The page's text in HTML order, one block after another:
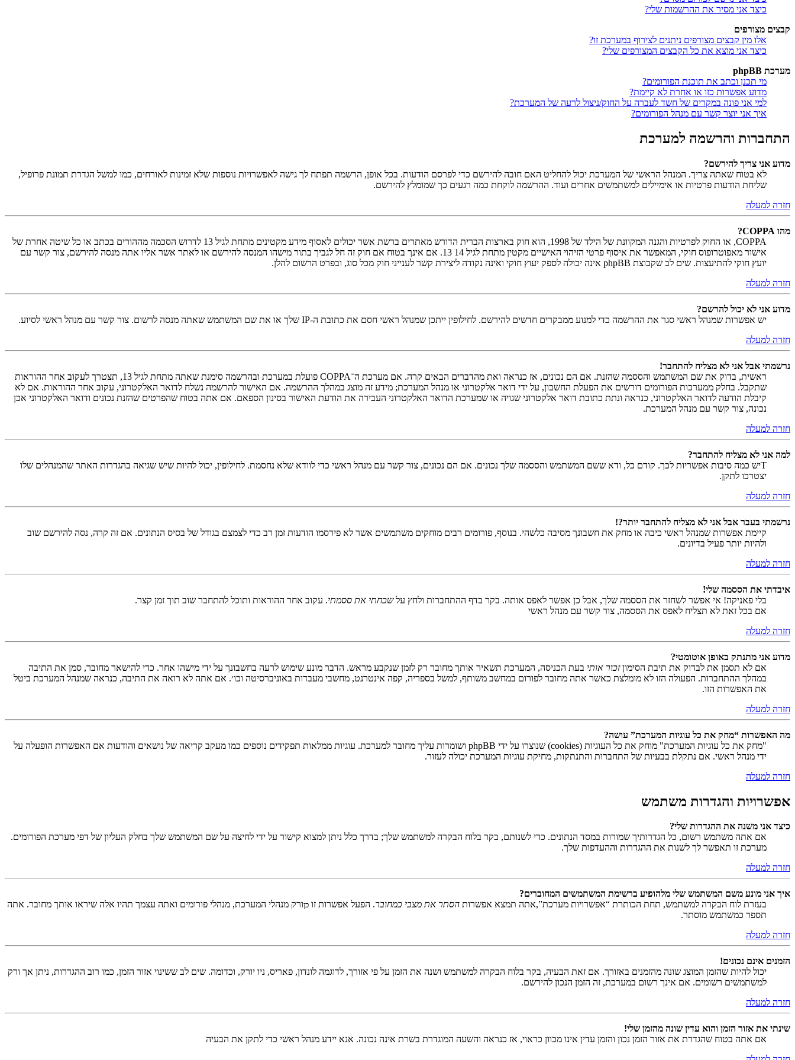
כיצד אני מסיר את ההרשמות שלי?
קבצים מצורפים
אלו מין קבצים מצורפים ניתנים לצירוף במערכת זו?
כיצד אני מוצא את כל הקבצים המצורפים שלי?
מערכת phpBB
מי תכנן וכתב את תוכנת הפורומים?
מדוע אפשרות כזו או אחרת לא קיימת?
למי אני פונה במקרים של חשד לעברה על החוק/ניצול לרעה של המערכת?
איך אני יוצר קשר עם מנהל הפורומים?
התחברות והרשמה למערכת
מדוע אני צריך להירשם?
לא בטוח שאתה צריך. המנהל הראשי של המערכת יכול להחליט האם חובה להירשם כדי לפרסם הודעות. בכל אופן, הרשמה תפתח לך גישה לאפשרויות נוספות שלא זמינות לאורחים, כמו למשל הגדרת תמונת פרופיל,
שליחת הודעות פרטיות או אימיילים למשתמשים אחרים ועוד. ההרשמה לוקחת כמה רגעים כך שמומלץ להירשם.
חזרה למעלה
מהו COPPA?
COPPA, או החוק לפרטיות והגנה המקוונת של הילד של 1998, הוא חוק בארצות הברית הדורש מאתרים ברשת אשר יכולים לאסוף מידע מקטינים מתחת לגיל 13 לדרוש הסכמה מההורים בכתב או כל שיטה אחרת של
אישור מאפוטרופוס חוקי, המאפשר את איסוף פרטי הזיהוי האישיים מקטין מתחת לגיל 14 13. אם אינך בטוח אם חוק זה חל לגביך בתור מישהו המנסה להירשם או לאתר אשר אליו אתה מנסה להירשם, צור קשר עם
יועץ חוקי להתיעצות. שים לב שקבוצת phpBB אינה יכולה לספק יעוץ חוקי ואינה נקודה ליצירת קשר לענייני חוק מכל סוג, ובפרט הרשום להלן.
חזרה למעלה
מדוע אני לא יכול להרשם?
יש אפשרות שמנהל ראשי סגר את ההרשמה כדי למנוע ממבקרים חדשים להירשם. לחילופין ייתכן שמנהל ראשי חסם את כתובת ה-IP שלך או את שם המשתמש שאתה מנסה לרשום. צור קשר עם מנהל ראשי לסיוע.
חזרה למעלה
נרשמתי אבל אני לא מצליח להתחבר!
ראשית, בדוק את שם המשתמש והססמה שהזנת. אם הם נכונים, אז כנראה ואת מהדברים הבאים קרה. אם מערכת ה־COPPA פועלת במערכת ובהרשמה סימנת שאתה מתחת לגיל 13, תצטרך לעקוב אחר ההוראות
שתקבל. בחלק ממערכות הפורומים דורשים את הפעלת החשבון, על ידי דואר אלקטרוני או מנהל המערכת; מידע זה מוצג במהלך ההרשמה. אם האישור להרשמה נשלח לדואר האלקטרוני, עקוב אחר ההוראות. אם לא
קיבלת הודעה לדואר האלקטרוני, כנראה ונתת כתובת דואר אלקטרוני שגויה או שמערכת הדואר האלקטרוני העבירה את הודעת האישור בסינון הספאם. אם אתה בטוח שהפרטים שהזנת נכונים ודואר האלקטרוני אכן
נכונה, צור קשר עם מנהל המערכת.
חזרה למעלה
למה אני לא מצליח להתחבר?
Tיש כמה סיבות אפשריות לכך. קודם כל, ודא ששם המשתמש והססמה שלך נכונים. אם הם נכונים, צור קשר עם מנהל ראשי כדי לוודא שלא נחסמת. לחילופין, יכול להיות שיש שגיאה בהגדרות האתר שהמנהלים שלו
יצטרכו לתקן.
חזרה למעלה
נרשמתי בעבר אבל אני לא מצליח להתחבר יותר?!
קיימת אפשרות שמנהל ראשי כיבה או מחק את חשבונך מסיבה כלשהי. בנוסף, פורומים רבים מוחקים משתמשים אשר לא פירסמו הודעות זמן רב כדי לצמצם בגודל של בסיס הנתונים. אם זה קרה, נסה להירשם שוב
ולהיות יותר פעיל בדיונים.
חזרה למעלה
איבדתי את הססמה שלי!
בלי פאניקה! אי אפשר לשחזר את הססמה שלך, אבל כן אפשר לאפס אותה. בקר בדף ההתחברות ולחץ עלשכחתי את ססמתי. עקוב אחר ההוראות ותוכל להתחבר שוב תוך זמן קצר.
אם בכל זאת לא תצליח לאפס את הססמה, צור קשר עם מנהל ראשי
חזרה למעלה
מדוע אני מתנתק באופן אוטומטי?
אם לא תסמן את לבדוק את תיבת הסימוןזכור אותי בעת הכניסה, המערכת תשאיר אותך מחובר רק לזמן שנקבע מראש. הדבר מונע שימוש לרעה בחשבונך על ידי מישהו אחר. כדי להישאר מחובר, סמן את התיבה
במהלך ההתחברות. הפעולה הזו לא מומלצת כאשר אתה מחובר לפורום במחשב משותף, למשל בספריה, קפה אינטרנט, מחשבי מעבדות באוניברסיטה וכו׳. אם אתה לא רואה את התיבה, כנראה שמנהל המערכת ביטל
את האפשרות הזו.
חזרה למעלה
מה האפשרות “מחק את כל עוגיות המערכת” עושה?
"מחק את כל עוגיות המערכת" מוחק את כל העוגיות (cookies) שנוצרו על ידי phpBB ושומרות עליך מחובר למערכת. עוגיות ממלאות תפקידים נוספים כמו מעקב קריאה של נושאים והודעות אם האפשרות הופעלה על
ידי מנהל ראשי. אם נתקלת בבעיות של התחברות והתנתקות, מחיקת עוגיות המערכת יכולה לעזור.
חזרה למעלה
אפשרויות והגדרות משתמש
כיצד אני משנה את ההגדרות שלי?
אם אתה משתמש רשום, כל הגדרותיך שמורות במסד הנתונים. כדי לשנותם, בקר בלוח הבקרה למשתמש שלך; בדרך כלל ניתן למצוא קישור על ידי לחיצה על שם המשתמש שלך בחלק העליון של דפי מערכת הפורומים.
מערכת זו תאפשר לך לשנות את ההגדרות וההעדפות שלך.
חזרה למעלה
איך אני מונע משם המשתמש שלי מלהופיע ברשימת המשתמשים המחוברים?
בעזרת לוח הבקרה למשתמש, תחת הכותרת “אפשרויות מערכת”,אתה תמצא אפשרות הסתר את מצבי כמחובר. הפעל אפשרות זו כןורק מנהלי המערכת, מנהלי פורומים ואתה עצמך תהיו אלה שיראו אותך מחובר. אתה
תספר כמשתמש מוסתר.
חזרה למעלה
הזמנים אינם נכונים!
יכול להיות שהזמן המוצג שונה מהזמנים באזורך. אם זאת הבעיה, בקר בלוח הבקרה למשתמש ושנה את הזמן על פי אזורך, לדוגמה לונדון, פאריס, ניו יורק, וכדומה. שים לב ששינוי אזור הזמן, כמו רוב ההגדרות, ניתן אך ורק
למשתמשים רשומים. אם אינך רשום במערכת, זה הזמן הנכון להירשם.
חזרה למעלה
שינתי את אזור הזמן והוא עדין שונה מהזמן שלי!
אם אתה בטוח שהגדרת את אזור הזמן נכון והזמן עדין אינו מכוון כראוי, אז כנראה והשעה המוגדרת בשרת אינה נכונה. אנא יידע מנהל ראשי כדי לתקן את הבעיה